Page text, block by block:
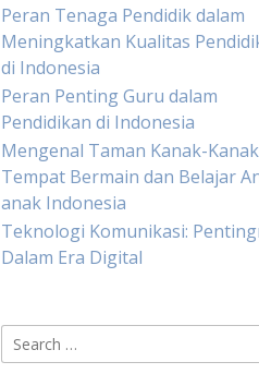
Peran Tenaga Pendidik dalam
Meningkatkan Kualitas
di Indonesia
Peran Penting Guru dalam
Pendidikan di Indonesia
Mengenal Taman Kanak-
Tempat Bermain dan Belajar
anak Indonesia
Teknologi Komunikasi:
Dalam Era Digital
Search
for: